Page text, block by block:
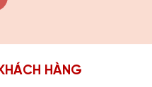
HÀNG